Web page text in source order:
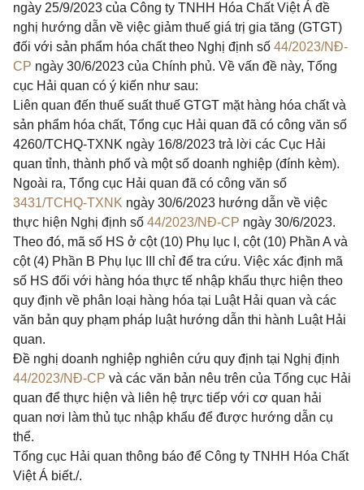
ngày 25/9/2023 của Công ty TNHH Hóa Chất Việt Á đề
nghị hướng dẫn về việc giảm thuế giá trị gia tăng (GTGT)
đối với sản phẩm hóa chất theo Nghị định số 44/2023/NĐ-
CP ngày 30/6/2023 của Chính phủ. Về vấn đề này, Tổng
cục Hải quan có ý kiến như sau:
Liên quan đến thuế suất thuế GTGT mặt hàng hóa chất và
sản phẩm hóa chất, Tổng cục Hải quan đã có công văn số
4260/TCHQ-TXNK ngày 16/8/2023 trả lời các Cục Hải
quan tỉnh, thành phố và một số doanh nghiệp (đính kèm).
Ngoài ra, Tổng cục Hải quan đã có công văn số
3431/TCHQ-TXNK ngày 30/6/2023 hướng dẫn về việc
thực hiện Nghị định số 44/2023/NĐ-CP ngày 30/6/2023.
Theo đó, mã số HS ở cột (10) Phụ lục I, cột (10) Phần A và
cột (4) Phần B Phụ lục III chỉ để tra cứu. Việc xác định mã
số HS đối với hàng hóa thực tế nhập khẩu thực hiện theo
quy định về phân loại hàng hóa tại Luật Hải quan và các
văn bản quy phạm pháp luật hướng dẫn thi hành Luật Hải
quan.
Đề nghị doanh nghiệp nghiên cứu quy định tại Nghị định
44/2023/NĐ-CP và các văn bản nêu trên của Tổng cục Hải
quan để thực hiện và liên hệ trực tiếp với cơ quan hải
quan nơi làm thủ tục nhập khẩu để được hướng dẫn cụ
thể.
Tổng cục Hải quan thông báo để Công ty TNHH Hóa Chất
Việt Á biết./.